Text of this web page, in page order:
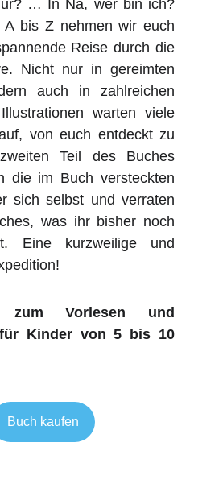
… In Na, wer bin ich?
A bis Z nehmen wir euch
Reise durch die
Nicht nur in gereimten
auch in zahlreichen
warten viele
von euch entdeckt zu
Teil des Buches
die im Buch versteckten
sich selbst und verraten
was ihr bisher noch
Eine kurzweilige und
Vorlesen und
Kinder von 5 bis 10
Buch kaufen